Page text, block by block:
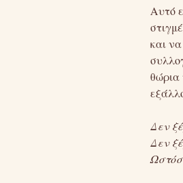
Αυτό
και
θώρια
Δεν
Δεν